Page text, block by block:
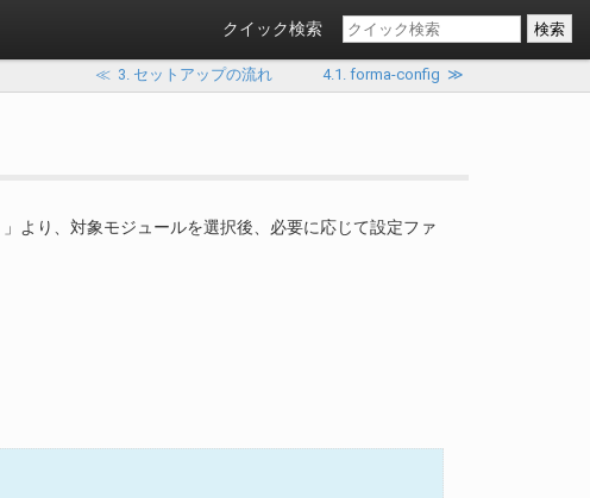
クイック検索
≪ 3. セットアップの流れ 4.1. forma-config ≫
」より、対象モジュールを選択後、必要に応じて設定ファ